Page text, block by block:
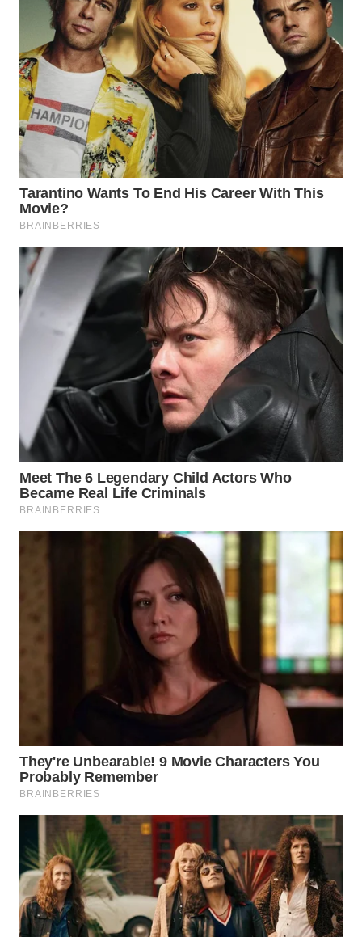
UTARA
WN
SAMOSIR
WN
PADANG
LAWAS
WN
SUMEDANG
WN
CIANJUR
KEPULAUAN
SERIBU
WN
TANGERANG
BINJAI
WN
WN
SUBANG
SUKABUMI
WN
PURWAKARTA
WN